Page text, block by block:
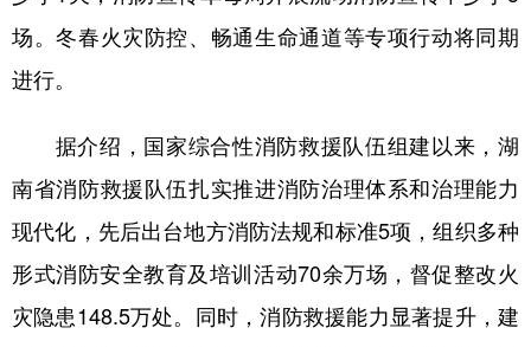
场。冬春火灾防控、畅通生命通道等专项行动将同期
进行。
据介绍，国家综合性消防救援队伍组建以来，湖
南省消防救援队伍扎实推进消防治理体系和治理能力
现代化，先后出台地方消防法规和标准5项，组织多种
形式消防安全教育及培训活动70余万场，督促整改火
灾隐患148.5万处。同时，消防救援能力显著提升，建